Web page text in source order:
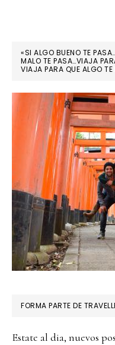
«SI ALGO BUENO TE
MALO TE PASA…VIAJA
VIAJA PARA QUE ALGO TE
FORMA PARTE DE
Estate al dia, nuevos